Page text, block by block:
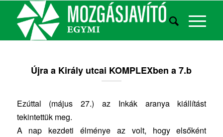
Újra a Király utcai KOMPLEXben a 7.b
Ezúttal (május 27.) az Inkák aranya kiállítást
tekintettük meg.
A nap kezdeti élménye az volt, hogy elsőként